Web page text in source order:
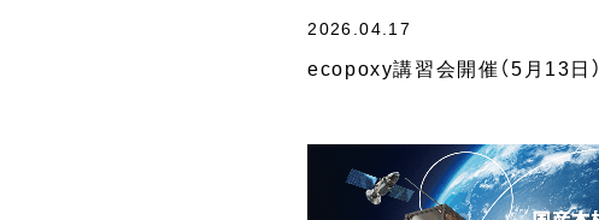
2026.04.17
ecopoxy講習会開催（5月13日）